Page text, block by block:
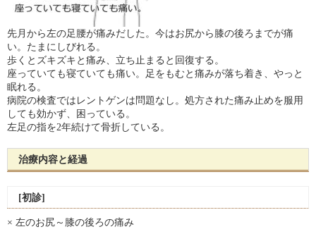
先月から左の足腰が痛みだした。今はお尻から膝の後ろまでが痛
い。たまにしびれる。
歩くとズキズキと痛み、立ち止まると回復する。
座っていても寝ていても痛い。足をもむと痛みが落ち着き、やっと
眠れる。
病院の検査ではレントゲンは問題なし。処方された痛み止めを服用
しても効かず、困っている。
左足の指を2年続けて骨折している。
治療内容と経過
[初診]
× 左のお尻～膝の後ろの痛み